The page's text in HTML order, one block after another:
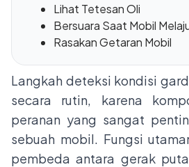
Lihat Tetesan Oli
Bersuara Saat Mobil
Rasakan Getaran Mobil
Langkah deteksi kondisi
secara rutin, karena
peranan yang sangat
sebuah mobil. Fungsi
pembeda antara gerak